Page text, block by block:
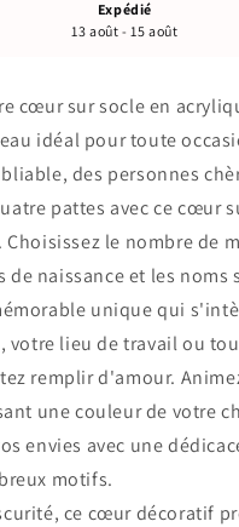
Expédié
13 août - 15 août
cœur sur socle en
idéal pour toute
des personnes
pattes avec ce cœur
le nombre de
naissance et les noms
unique qui
votre lieu de travail ou
remplir d'amour.
une couleur de votre
envies avec une
motifs.
ce cœur décoratif